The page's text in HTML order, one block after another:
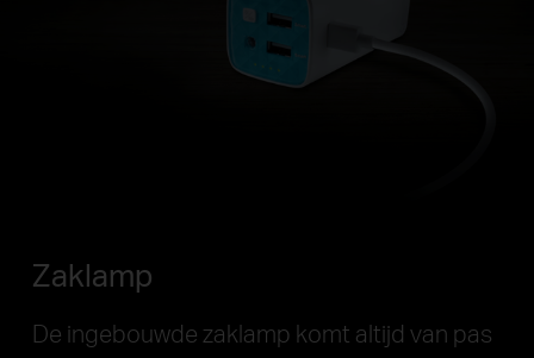
Zaklamp
De ingebouwde zaklamp komt altijd van pas